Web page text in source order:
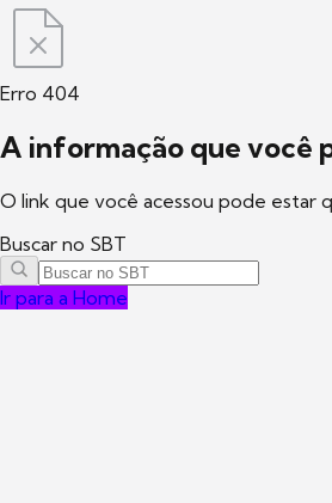
Erro 404
A informação que você
O link que você acessou pode estar
Buscar no SBT
Ir para a Home